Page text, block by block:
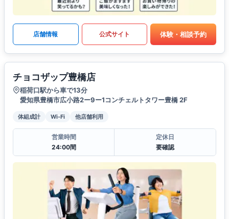
店舗情報 公式サイト 体験・相談予約
チョコザップ豊橋店
稲荷口駅から車で13分
愛知県豊橋市広小路2ー9ー1コンチェルトタワー豊橋 2F
体組成計 Wi-Fi 他店舗利用
営業時間
24:00間
定休日
要確認